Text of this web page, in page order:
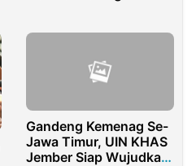
Gandeng Kemenag Se-
Jawa Timur, UIN KHAS
Jember Siap Wujudkan